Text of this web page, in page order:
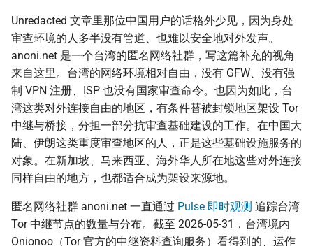
Unredacted 文章里那位中国用户的话格外少见，因为身处
审查环境的人多半没有管道、也难以安全地对外发声。
anoni.net 是一个台湾的匿名网络社群，写这篇补充的视角
来自这里。台湾的网络环境相对自由，没有 GFW、没有强
制 VPN 注册、ISP 也没有国家审查命令。也因为如此，台
湾这类对外连接自由的地区，有条件替被封锁地区架设 Tor
中继与桥接，分担一部分抗审查基础建设的工作。在中国大
陆、伊朗这类重度审查地区的人，正是这些基础设施服务的
对象。在新加坡、马来西亚、海外华人所在地这些对外连接
同样自由的地方，也都适合成为架设来源地。
匿名网络社群 anoni.net 一直通过 Pulse 即时观测 追踪台湾
Tor 中继节点的数量与分布。截至 2026-05-31，台湾境内
Onionoo（Tor 官方的中继资料查询服务）看得到的、运作